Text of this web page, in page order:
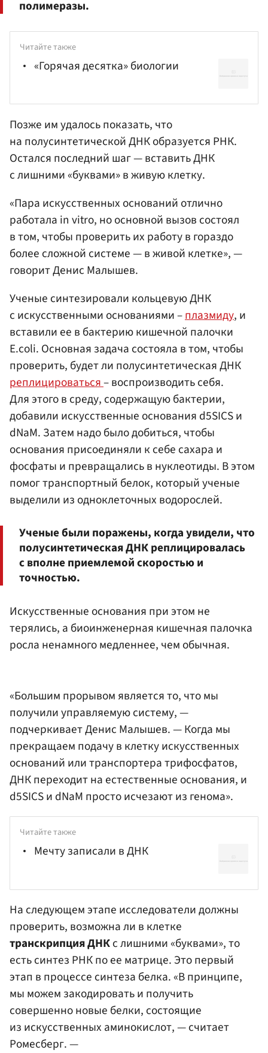
полимеразы.
Читайте также
«Горячая десятка» биологии
Позже им удалось показать, что
на полусинтетической ДНК образуется РНК.
Остался последний шаг — вставить ДНК
с лишними «буквами» в живую клетку.
«Пара искусственных оснований отлично
работала in vitro, но основной вызов состоял
в том, чтобы проверить их работу в гораздо
более сложной системе — в живой клетке», —
говорит Денис Малышев.
Ученые синтезировали кольцевую ДНК
с искусственными основаниями –плазмиду, и
вставили ее в бактерию кишечной палочки
E.coli. Основная задача состояла в том, чтобы
проверить, будет ли полусинтетическая ДНК
реплицироваться– воспроизводить себя.
Для этого в среду, содержащую бактерии,
добавили искусственные основания d5SICS и
dNaM. Затем надо было добиться, чтобы
основания присоединяли к себе сахара и
фосфаты и превращались в нуклеотиды. В этом
помог транспортный белок, который ученые
выделили из одноклеточных водорослей.
Ученые были поражены, когда увидели, что
полусинтетическая ДНК реплицировалась
с вполне приемлемой скоростью и
точностью.
Искусственные основания при этом не
терялись, а биоинженерная кишечная палочка
росла ненамного медленнее, чем обычная.
«Большим прорывом является то, что мы
получили управляемую систему, —
подчеркивает Денис Малышев. — Когда мы
прекращаем подачу в клетку искусственных
оснований или транспортера трифосфатов,
ДНК переходит на естественные основания, и
d5SICS и dNaM просто исчезают из генома».
Читайте также
Мечту записали в ДНК
На следующем этапе исследователи должны
проверить, возможна ли в клетке
транскрипция ДНКс лишними «буквами», то
есть синтез РНК по ее матрице. Это первый
этап в процессе синтеза белка. «В принципе,
мы можем закодировать и получить
совершенно новые белки, состоящие
из искусственных аминокислот, — считает
Ромесберг. —